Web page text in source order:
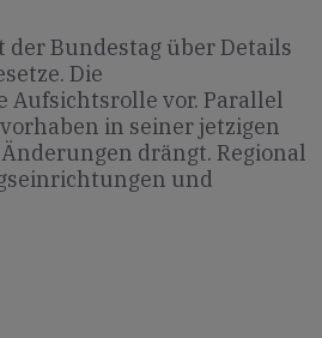
Bundestag über Details
Die
Aufsichtsrolle vor. Parallel
in seiner jetzigen
drängt. Regional
und